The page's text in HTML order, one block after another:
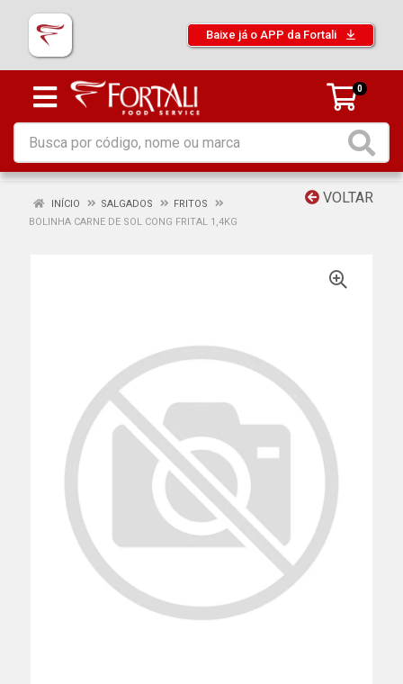
Baixe já o APP da Fortali
0
VOLTAR
INÍCIO SALGADOS
FRITOS
BOLINHA CARNE DE SOL CONG FRITAL 1,4KG